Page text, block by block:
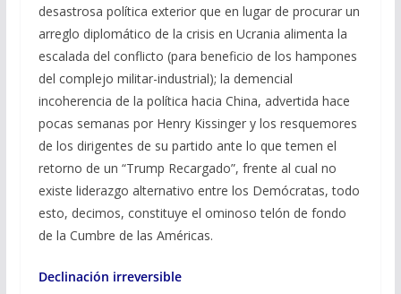
desastrosa política exterior que en lugar de procurar un
arreglo diplomático de la crisis en Ucrania alimenta la
escalada del conflicto (para beneficio de los hampones
del complejo militar-industrial); la demencial
incoherencia de la política hacia China, advertida hace
pocas semanas por Henry Kissinger y los resquemores
de los dirigentes de su partido ante lo que temen el
retorno de un “Trump Recargado”, frente al cual no
existe liderazgo alternativo entre los Demócratas, todo
esto, decimos, constituye el ominoso telón de fondo
de la Cumbre de las Américas.
Declinación irreversible